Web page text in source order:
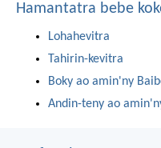
Hamantatra bebe
Lohahevitra
Tahirin-kevitra
Boky ao amin'ny
Andin-teny ao